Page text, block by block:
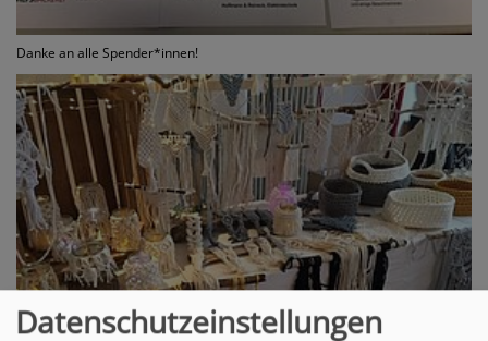
Danke an alle Spender*innen!
Datenschutzeinstellungen